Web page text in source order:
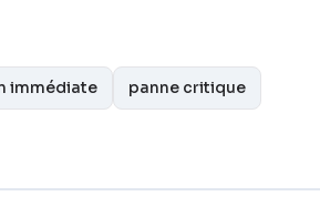
immédiate panne critique